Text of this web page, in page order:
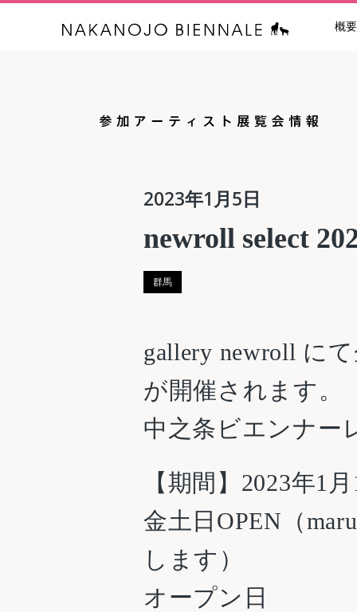
中之条ビエ
概要
2023年1月5日
newroll select
群馬
gallery newroll に
が開催されます。
中之条ビエンナー
【期間】2023年1
金土日OPEN（
します）
オープン日